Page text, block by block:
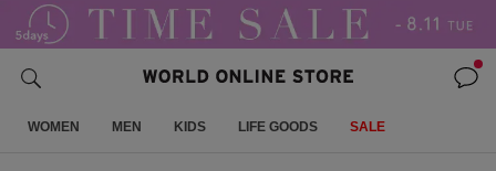
WOMEN MEN KIDS LIFE GOODS SALE